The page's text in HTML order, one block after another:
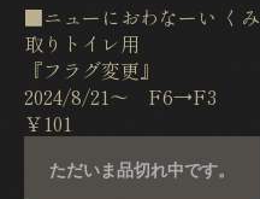
■ニューにおわなーい くみ
取りトイレ用
『フラグ変更』
2024/8/21〜 F6→F3
￥101
ただいま品切れ中です。